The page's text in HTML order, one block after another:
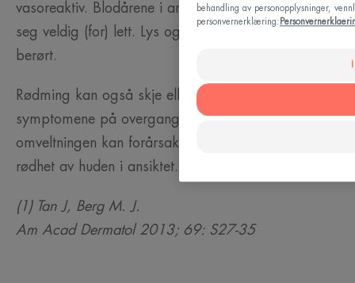
vasoreaktiv. Blodårene i ansiktet ditt vil derfor utvide
seg veldig (for) lett. Lys og tynn hud er spesielt
berørt.
Rødming kan også skje eller øke med de første
symptomene på overgangsalderen. Den hormonelle
omveltningen kan forårsake hetetokter og uventet
rødhet av huden i ansiktet.
(1) Tan J, Berg M. J.
Am Acad Dermatol 2013; 69: S27-35
behandling av personopplysninger,
personvernerklæring: